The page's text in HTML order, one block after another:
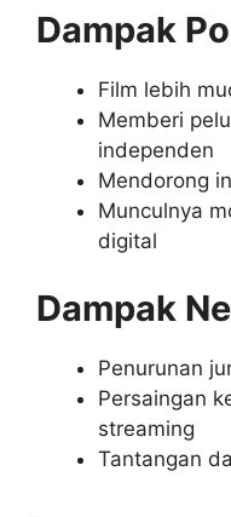
Dampak
Film lebih
Memberi
independen
Mendorong
Munculnya
digital
Dampak
Penurunan
Persaingan
streaming
Tantangan